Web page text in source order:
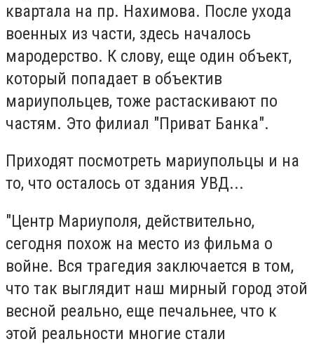
квартала на пр. Нахимова. После ухода
военных из части, здесь началось
мародерство. К слову, еще один объект,
который попадает в объектив
мариупольцев, тоже растаскивают по
частям. Это филиал "Приват Банка".
Приходят посмотреть мариупольцы и на
то, что осталось от здания УВД...
"Центр Мариуполя, действительно,
сегодня похож на место из фильма о
войне. Вся трагедия заключается в том,
что так выглядит наш мирный город этой
весной реально, еще печальнее, что к
этой реальности многие стали